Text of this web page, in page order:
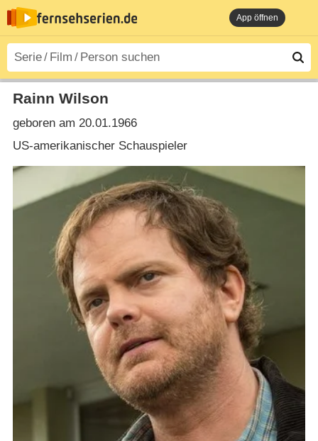
App öffnen
Rainn Wilson
geboren am 20.01.1966
US-amerikanischer Schauspieler